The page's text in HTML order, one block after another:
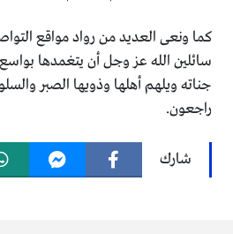
كما ونعى العديد من رواد مواقع
سائلين الله عز وجل أن يتغمدها
جناته ويلهم أهلها وذويها الصبر
راجعون.
شارك